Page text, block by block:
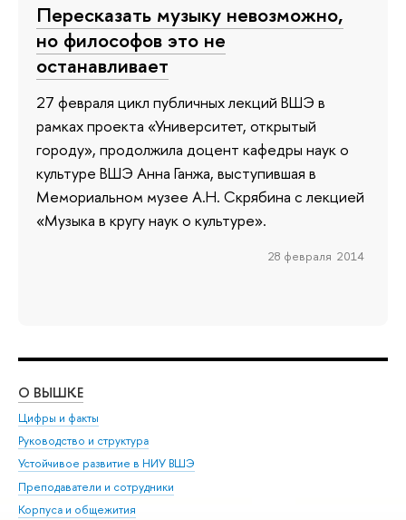
Пересказать музыку невозможно,
но философов это не
останавливает
27 февраля цикл публичных лекций ВШЭ в
рамках проекта «Университет, открытый
городу», продолжила доцент кафедры наук о
культуре ВШЭ Анна Ганжа, выступившая в
Мемориальном музее А.Н. Скрябина с лекцией
«Музыка в кругу наук о культуре».
28 февраля 2014
О ВЫШКЕ
Цифры и факты
Руководство и структура
Устойчивое развитие в НИУ ВШЭ
Преподаватели и сотрудники
Корпуса и общежития